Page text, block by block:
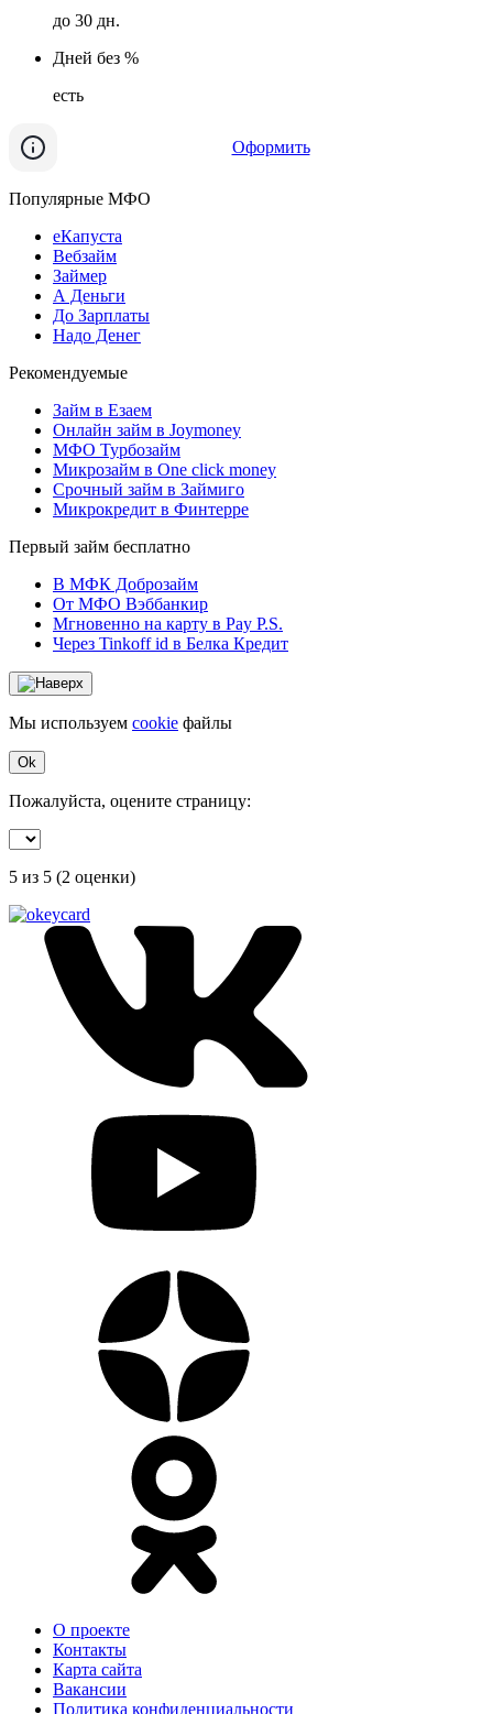
до 30 дн.
Дней без %
есть
Оформить
Популярные МФО
еКапуста
Вебзайм
Займер
А Деньги
До Зарплаты
Надо Денег
Рекомендуемые
Займ в Езаем
Онлайн займ в Joymoney
МФО Турбозайм
Микрозайм в One click money
Срочный займ в Займиго
Микрокредит в Финтерре
Первый займ бесплатно
В МФК Доброзайм
От МФО Вэббанкир
Мгновенно на карту в Pay P.S.
Через Tinkoff id в Белка Кредит
Мы используем cookie файлы
Ok
Пожалуйста, оцените страницу:
5 из 5 (2 оценки)
О проекте
Контакты
Карта сайта
Вакансии
Политика конфиденциальности